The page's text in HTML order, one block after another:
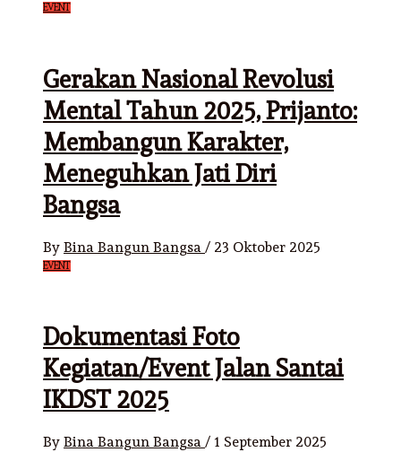
EVENT
Gerakan Nasional Revolusi
Mental Tahun 2025, Prijanto:
Membangun Karakter,
Meneguhkan Jati Diri
Bangsa
By Bina Bangun Bangsa / 23 Oktober 2025
EVENT
Dokumentasi Foto
Kegiatan/Event Jalan Santai
IKDST 2025
By Bina Bangun Bangsa / 1 September 2025